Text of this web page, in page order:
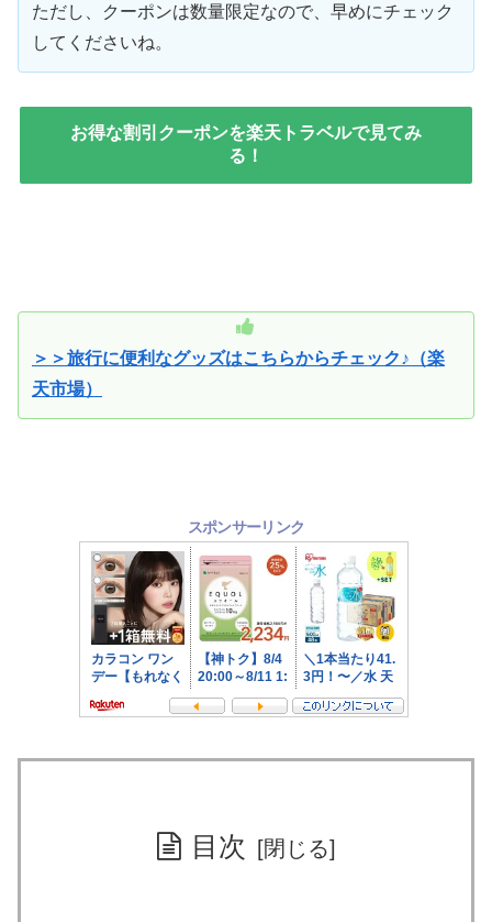
ただし、クーポンは数量限定なので、早めにチェック
してくださいね。
お得な割引クーポンを楽天トラベルで見てみ
る！
＞＞旅行に便利なグッズはこちらからチェック♪（楽
天市場）
スポンサーリンク
目次